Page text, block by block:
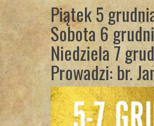
Piątek 5
Sobota 6
Niedziela 7
Prowadzi: br.